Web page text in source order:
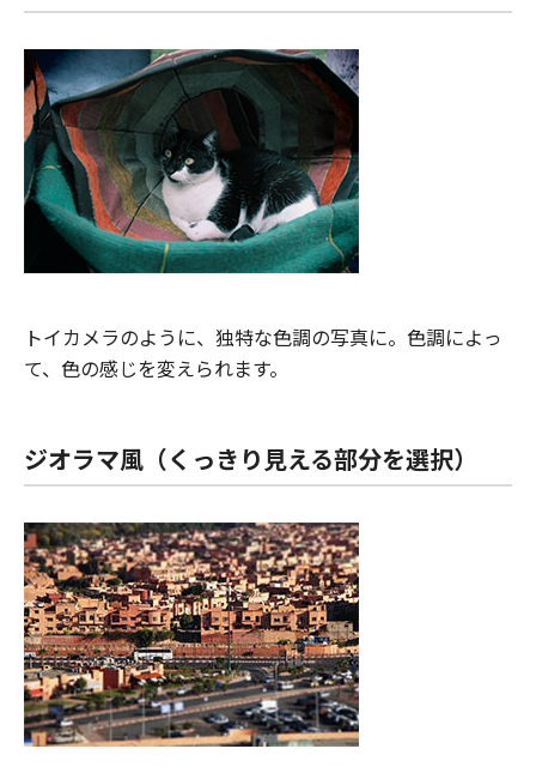
トイカメラのように、独特な色調の写真に。色調によっ
て、色の感じを変えられます。
ジオラマ風（くっきり見える部分を選択）